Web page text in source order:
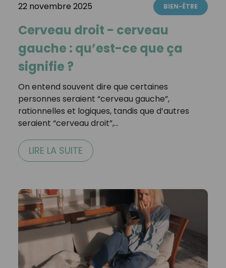
22 novembre 2025 BIEN-ÊTRE
Cerveau droit - cerveau
gauche : qu’est-ce que ça
signifie ?
On entend souvent dire que certaines
personnes seraient “cerveau gauche”,
rationnelles et logiques, tandis que d’autres
seraient “cerveau droit”,…
LIRE LA SUITE